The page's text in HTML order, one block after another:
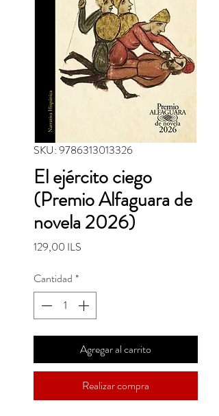
SKU: 9786313013326
El ejército ciego
(Premio Alfaguara de
novela 2026)
129,00 ILS
Cantidad *
Agregar al carrito
Realizar compra